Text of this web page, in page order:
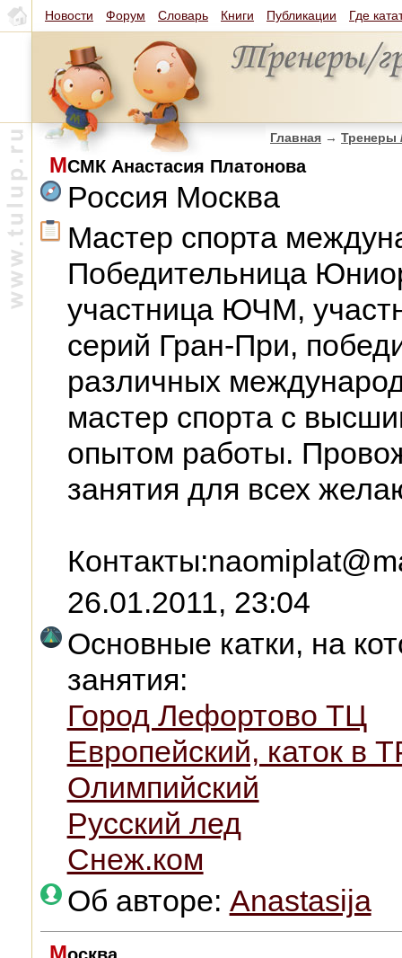
Новости Форум Словарь Книги Публикации Где
Главная → Тренеры
МСМК Анастасия Платонова
Россия Москва
Мастер спорта
Победительница
участница ЮЧМ,
серий Гран-При,
различных
мастер спорта с
опытом работы.
занятия для всех
26.01.2011, 23:04
Основные катки, на
занятия:
Город Лефортово ТЦ
Европейский, каток в
Олимпийский
Русский лед
Снеж.ком
Об авторе: Anastasija
Москва